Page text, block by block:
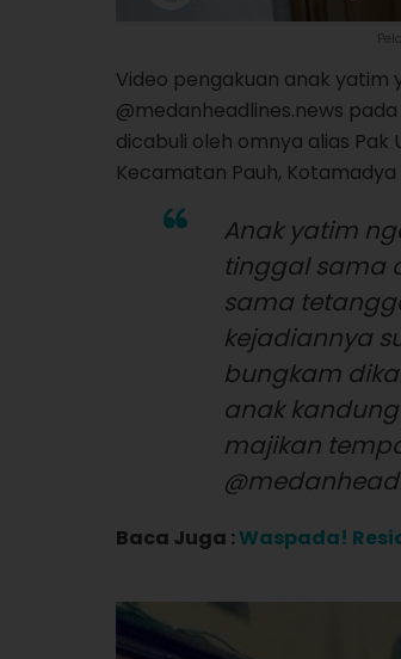
Video pengakuan anak yatim
@medanheadlines.news
dicabuli oleh omnya alias Pak
Kecamatan Pauh,
Anak yatim
tinggal sama
sama
kejadiannya
bungkam
anak
majikan
Baca Juga :Waspada!